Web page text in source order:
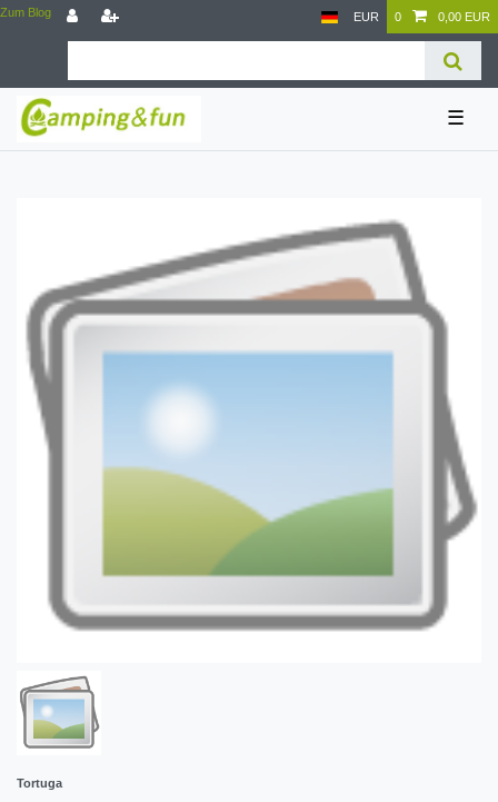
Zum Blog EUR 0 0,00 EUR
☰
Tortuga